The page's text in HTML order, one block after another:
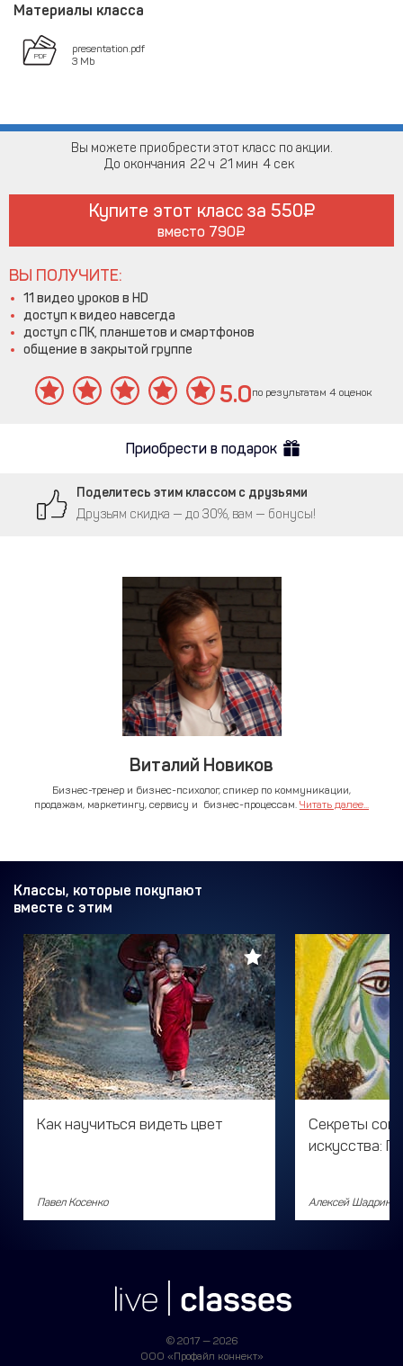
Материалы класса
presentation.pdf
3 Mb
Вы можете приобрести этот класс по акции.
До окончания 22 21 4
Купите этот класс за 550
вместо 790
ВЫ ПОЛУЧИТЕ:
11 видео уроков в HD
доступ к видео навсегда
доступ с ПК, планшетов и смартфонов
общение в закрытой группе
5.0по результатам 4 оценок
Приобрести в подарок
Поделитесь этим классом с друзьями
Друзьям скидка — до 30%, вам — бонусы!
Виталий Новиков
Бизнес-тренер и бизнес-психолог, спикер по коммуникации,
продажам, маркетингу, сервису и бизнес-процессам. Читать далее...
Классы, которые покупают
вместе с этим
Как научиться видеть цвет
Павел Косенко
Секреты
искусства:
Алексей Шадрин
© 2017 — 2026
ООО «Профайл коннект»